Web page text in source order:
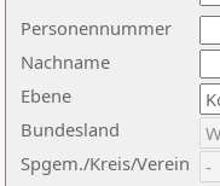
Nachname
Ebene
Personennummer
Bundesland
Spgem./Kreis/Verein